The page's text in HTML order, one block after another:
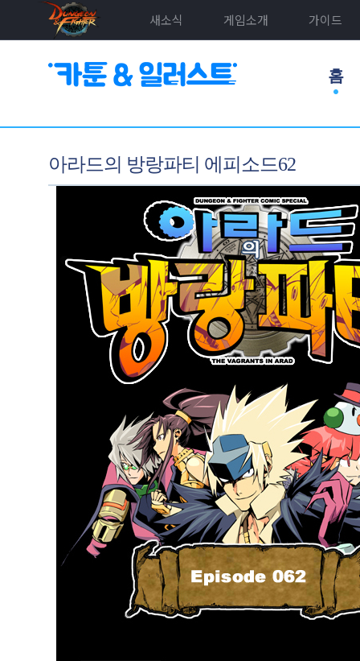
새소식 게임소개 가이드
홈
아라드의 방랑파티 에피소드62